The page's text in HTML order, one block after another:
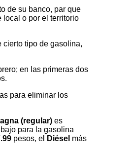
de su banco, par que
local o por el territorio
cierto tipo de gasolina,
en las primeras dos
para eliminar los
(regular) es
para la gasolina
pesos, el Diésel más